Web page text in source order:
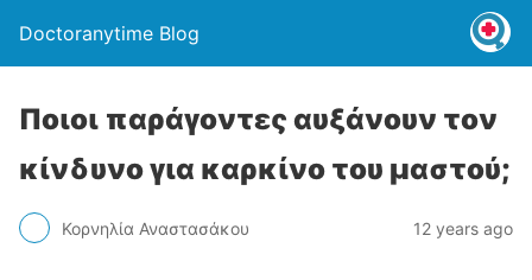
Doctoranytime Blog
Ποιοι παράγοντες αυξάνουν τον
κίνδυνο για καρκίνο του μαστού;
Κορνηλία Αναστασάκου 12 years ago